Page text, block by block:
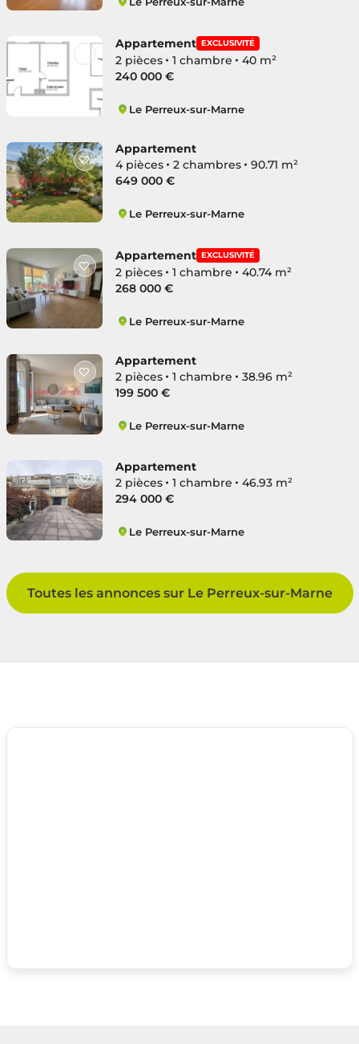
Appartement EXCLUSIVITÉ
2 pièces 1 chambre
40 m²
240 000 €
Le Perreux-sur-Marne
Appartement
4 pièces
2 chambres
90.71 m²
649 000 €
Le Perreux-sur-Marne
Appartement EXCLUSIVITÉ
2 pièces 1 chambre
40.74 m²
268 000 €
Le Perreux-sur-Marne
Appartement
2 pièces
1 chambre
38.96 m²
199 500 €
Le Perreux-sur-Marne
Appartement
2 pièces
1 chambre
46.93 m²
294 000 €
Le Perreux-sur-Marne
Toutes les annonces sur Le Perreux-sur-Marne